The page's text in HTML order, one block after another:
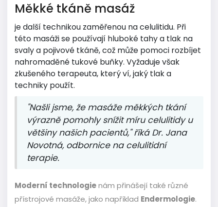
Měkké tkáně masáž
je další technikou zaměřenou na celulitidu. Při
této masáži se používají hluboké tahy a tlak na
svaly a pojivové tkáně, což může pomoci rozbíjet
nahromaděné tukové buňky. Vyžaduje však
zkušeného terapeuta, který ví, jaký tlak a
techniky použít.
"Našli jsme, že masáže měkkých tkání
výrazně pomohly snížit míru celulitidy u
většiny našich pacientů," říká Dr. Jana
Novotná, odbornice na celulitidní
terapie.
Moderní technologienám přinášejí také různé
přístrojové masáže, jako například Endermologie.